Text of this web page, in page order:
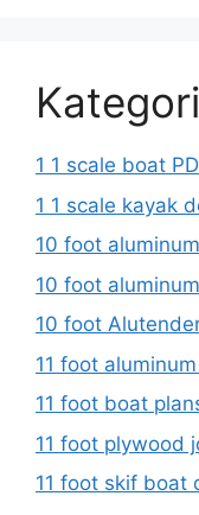
1 1 scale boat
1 1 scale kayak
10 foot
10 foot
10 foot
11 foot
11 foot boat
11 foot plywood
11 foot skif boat